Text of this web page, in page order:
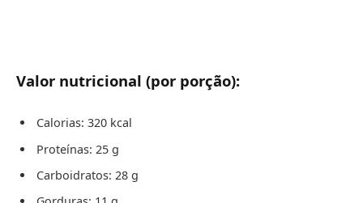
Valor nutricional (por porção):
Calorias: 320 kcal
Proteínas: 25 g
Carboidratos: 28 g